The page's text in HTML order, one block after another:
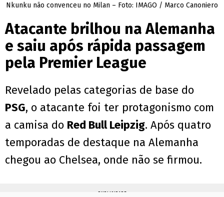
Nkunku não convenceu no Milan – Foto: IMAGO / Marco Canoniero
Atacante brilhou na Alemanha
e saiu após rápida passagem
pela Premier League
Revelado pelas categorias de base do
PSG, o atacante foi ter protagonismo com
a camisa do Red Bull Leipzig. Após quatro
temporadas de destaque na Alemanha
chegou ao Chelsea, onde não se firmou.
PUBLICIDADE